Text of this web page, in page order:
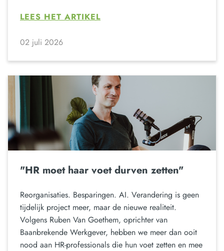
LEES HET ARTIKEL
02 juli 2026
"HR moet haar voet durven zetten"
Reorganisaties. Besparingen. AI. Verandering is geen
tijdelijk project meer, maar de nieuwe realiteit.
Volgens Ruben Van Goethem, oprichter van
Baanbrekende Werkgever, hebben we meer dan ooit
nood aan HR-professionals die hun voet zetten en mee